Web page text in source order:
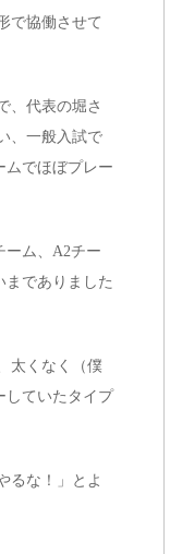
で協働させて
、代表の堀さ
、一般入試で
ムでほぼプレー
ーム、A2チー
までありました
太くなく（僕
していたタイプ
るな！」とよ